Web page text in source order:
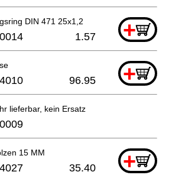
DIN 471 25x1,2 +
1.57
+
96.95
lieferbar, kein Ersatz
15 MM +
35.40